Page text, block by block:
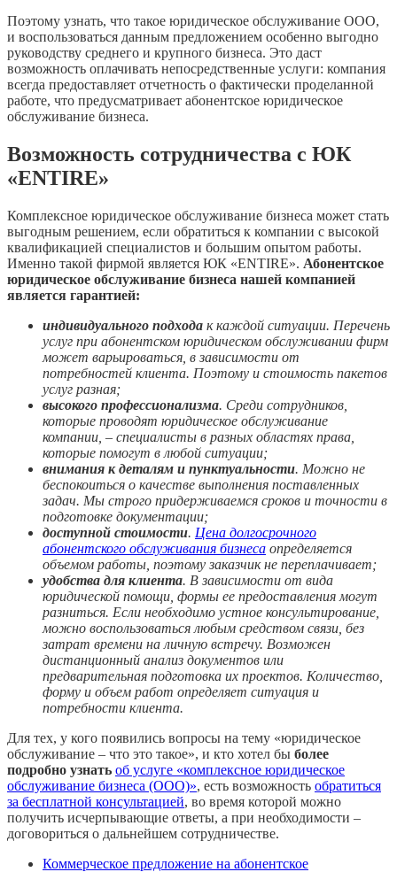
Поэтому узнать, что такое юридическое обслуживание ООО,
и воспользоваться данным предложением особенно выгодно
руководству среднего и крупного бизнеса. Это даст
возможность оплачивать непосредственные услуги: компания
всегда предоставляет отчетность о фактически проделанной
работе, что предусматривает абонентское юридическое
обслуживание бизнеса.
Возможность сотрудничества с ЮК
«ENTIRE»
Комплексное юридическое обслуживание бизнеса может стать
выгодным решением, если обратиться к компании с высокой
квалификацией специалистов и большим опытом работы.
Именно такой фирмой является ЮК «ENTIRE». Абонентское
юридическое обслуживание бизнеса нашей компанией
является гарантией:
индивидуального подхода к каждой ситуации. Перечень
услуг при абонентском юридическом обслуживании фирм
может варьироваться, в зависимости от
потребностей клиента. Поэтому и стоимость пакетов
услуг разная;
высокого профессионализма. Среди сотрудников,
которые проводят юридическое обслуживание
компании, – специалисты в разных областях права,
которые помогут в любой ситуации;
внимания к деталям и пунктуальности. Можно не
беспокоиться о качестве выполнения поставленных
задач. Мы строго придерживаемся сроков и точности в
подготовке документации;
доступной стоимости. Цена долгосрочного
абонентского обслуживания бизнеса определяется
объемом работы, поэтому заказчик не переплачивает;
удобства для клиента. В зависимости от вида
юридической помощи, формы ее предоставления могут
разниться. Если необходимо устное консультирование,
можно воспользоваться любым средством связи, без
затрат времени на личную встречу. Возможен
дистанционный анализ документов или
предварительная подготовка их проектов. Количество,
форму и объем работ определяет ситуация и
потребности клиента.
Для тех, у кого появились вопросы на тему «юридическое
обслуживание – что это такое», и кто хотел бы более
подробно узнать об услуге «комплексное юридическое
обслуживание бизнеса (ООО)», есть возможность обратиться
за бесплатной консультацией, во время которой можно
получить исчерпывающие ответы, а при необходимости –
договориться о дальнейшем сотрудничестве.
Коммерческое предложение на абонентское